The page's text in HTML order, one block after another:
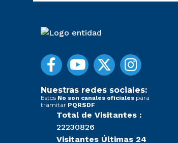
Nuestras redes sociales:
Estos No son canales oficiales para
tramitar PQRSDF
Total de Visitantes :
22230826
Visitantes Últimas 24